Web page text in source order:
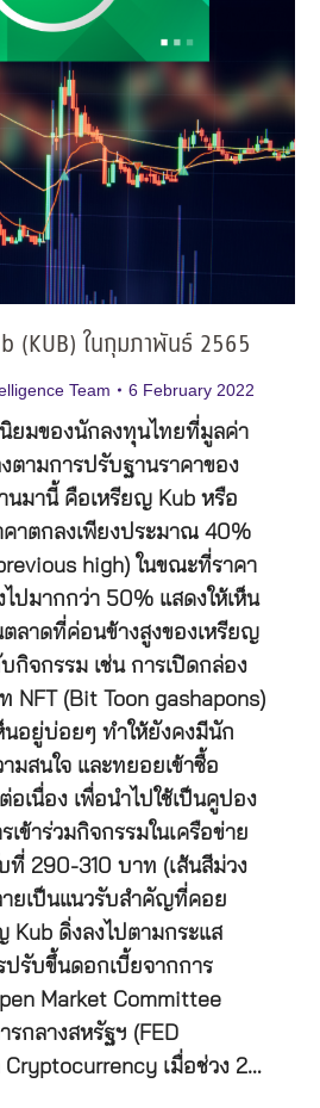
(KUB) ในกุมภาพันธ์ 2565
Team 6 February 2022
ยมของนักลงทุนไทยที่มูลค่า
ตามการปรับฐานราคาของ
นมานี้ คือเหรียญ Kub หรือ
คาตกลงเพียงประมาณ 40%
high) ในขณะที่ราคา
ปมากกว่า 50% แสดงให้เห็น
ตลาดที่ค่อนข้างสูงของเหรียญ
กิจกรรม เช่น การเปิดกล่อง
NFT (Bit Toon gashapons)
นอยู่บ่อยๆ ทำให้ยังคงมีนัก
มสนใจ และทยอยเข้าซื้อ
เนื่อง เพื่อนำไปใช้เป็นคูปอง
ข้าร่วมกิจกรรมในเครือข่าย
ที่ 290-310 บาท (เส้นสีม่วง
ยเป็นแนวรับสำคัญที่คอย
Kub ดิ่งลงไปตามกระแส
ปรับขึ้นดอกเบี้ยจากการ
Market Committee
รกลางสหรัฐฯ (FED
Cryptocurrency เมื่อช่วง 2…